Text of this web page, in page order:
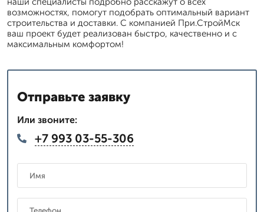
возможностях, помогут подобрать оптимальный вариант
строительства и доставки. С компанией При.СтройМск
ваш проект будет реализован быстро, качественно и с
максимальным комфортом!
Отправьте заявку
Или звоните:
+7 993 03-55-306